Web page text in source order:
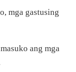
mga gastusing
ang mga